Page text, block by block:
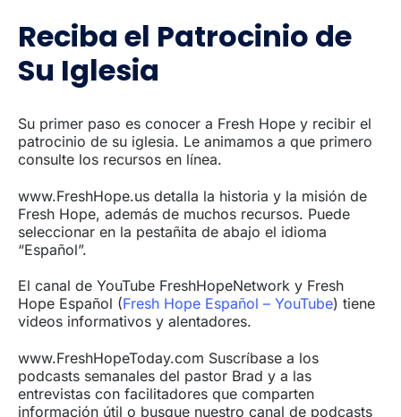
Reciba el Patrocinio de
Su Iglesia
Su primer paso es conocer a Fresh Hope y recibir el
patrocinio de su iglesia. Le animamos a que primero
consulte los recursos en línea.
www.FreshHope.us detalla la historia y la misión de
Fresh Hope, además de muchos recursos. Puede
seleccionar en la pestañita de abajo el idioma
“Español”.
El canal de YouTube FreshHopeNetwork y Fresh
Hope Español (Fresh Hope Español – YouTube) tiene
videos informativos y alentadores.
www.FreshHopeToday.com Suscríbase a los
podcasts semanales del pastor Brad y a las
entrevistas con facilitadores que comparten
información útil o busque nuestro canal de podcasts